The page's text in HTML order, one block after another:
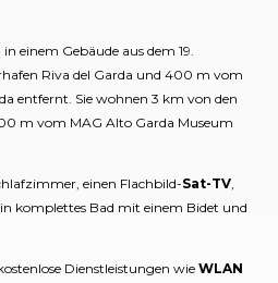
einem Gebäude aus dem 19.
Riva del Garda und 400 m vom
entfernt. Sie wohnen 3 km von den
m vom MAG Alto Garda Museum
einen Flachbild-Sat-TV,
komplettes Bad mit einem Bidet und
Dienstleistungen wie WLAN